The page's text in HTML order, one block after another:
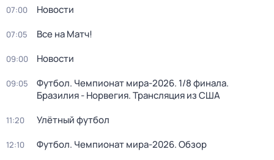
07:00 Новости
07:05 Все на Матч!
09:00 Новости
09:05
Футбол. Чемпионат мира-2026. 1/8 финала.
Бразилия - Норвегия. Трансляция из США
11:20 Улётный футбол
12:10 Футбол. Чемпионат мира-2026. Обзор